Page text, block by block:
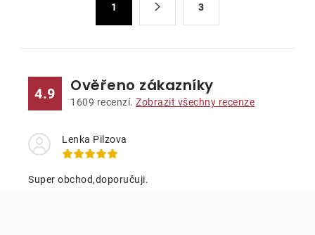
1 3
4.9 Ověřeno zákazníky
1609 recenzí. Zobrazit všechny recenze
Lenka Pilzova
Super obchod,doporučuji.